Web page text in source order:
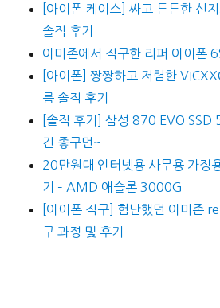
[아이폰 케이스] 싸고 튼튼한 신
솔직 후기
아마존에서 직구한 리퍼 아이폰
[아이폰] 짱짱하고 저렴한
름 솔직 후기
[솔직 후기] 삼성 870 EVO SSD
긴 좋구먼~
20만원대 인터넷용 사무용 가정
기 – AMD 애슬론 3000G
[아이폰 직구] 험난했던 아마존
구 과정 및 후기